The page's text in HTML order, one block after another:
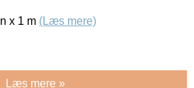
x 1 m (Læs mere)
Læs mere »